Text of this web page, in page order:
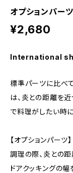
オプションパー
¥2,680
International
標準パーツに比べ
は、炎との距離を
で料理がしたい時
【オプションパーツ】
調理の際、炎との
ドアクッキングの幅